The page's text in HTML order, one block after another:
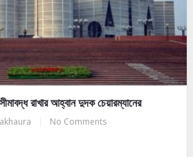
রাখার আহ্বান দুদক চেয়ারম্যানের
akhaura No Comments